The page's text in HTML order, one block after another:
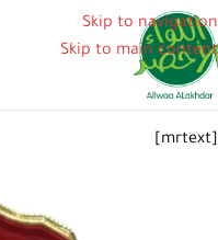
Skip to navigation
Skip to main content
[mrtext]